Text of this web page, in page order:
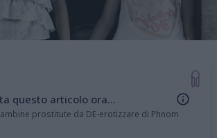
questo articolo ora...
prostitute da DE-erotizzare di Phnom